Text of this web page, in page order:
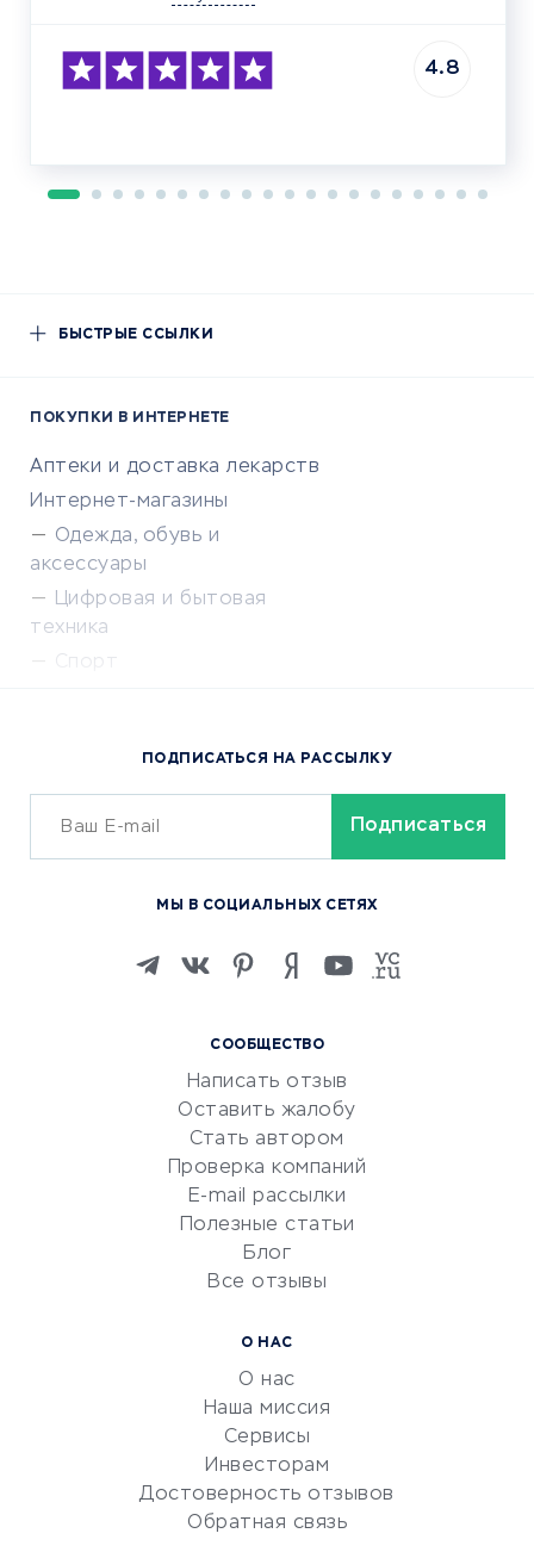
4.8
БЫСТРЫЕ ССЫЛКИ
ПОКУПКИ В ИНТЕРНЕТЕ
Аптеки и доставка лекарств
Интернет-магазины
Одежда, обувь и
аксессуары
Цифровая и бытовая
техника
Спорт
Сервисы доставки
ОБУЧЕНИЕ И РАБОТА
Изучение иностранных
Маркетинг и продажи
Репетиторство
Красота и здоровье
Сервисы по поиску работы
Сетевой маркетинг
УСЛУГИ ДЛЯ БИЗНЕСА
документооборот
Юридические компании
СООБЩЕСТВО
Написать отзыв
Оставить жалобу
Стать автором
Проверка компаний
E-mail рассылки
Полезные статьи
Блог
Все отзывы
О НАС
О нас
Наша миссия
Сервисы
Инвесторам
Достоверность отзывов
Обратная связь
ПОДПИСАТЬСЯ НА РАССЫЛКУ
МЫ В СОЦИАЛЬНЫХ СЕТЯХ